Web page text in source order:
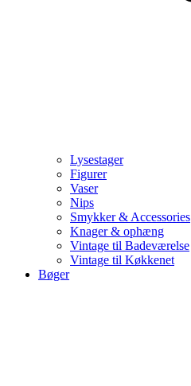
Lysestager
Figurer
Vaser
Nips
Smykker & Accessories
Knager & ophæng
Vintage til Badeværelse
Vintage til Køkkenet
Bøger